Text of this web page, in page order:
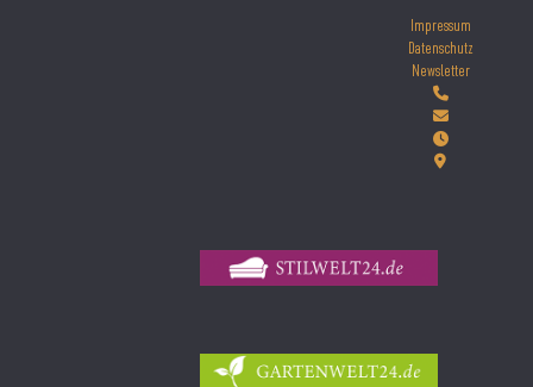
Impressum
Datenschutz
Newsletter